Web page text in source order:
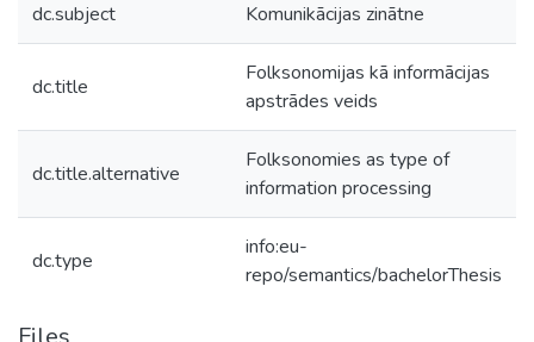
dc.subject Komunikācijas zinātne
dc.title
Folksonomijas kā informācijas
apstrādes veids
dc.title.alternative
Folksonomies as type of
information processing
dc.type
info:eu-
repo/semantics/bachelorThesis